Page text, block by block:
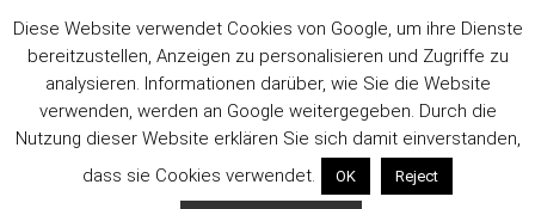
Inhalt
springen
Diese Website verwendet Cookies von Google, um ihre Dienste
bereitzustellen, Anzeigen zu personalisieren und Zugriffe zu
analysieren. Informationen darüber, wie Sie die Website
verwenden, werden an Google weitergegeben. Durch die
Nutzung dieser Website erklären Sie sich damit einverstanden,
dass sie Cookies verwendet.
OK Reject